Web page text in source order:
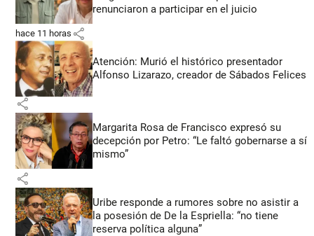
renunciaron a participar en el juicio
hace 11 horas share
Atención: Murió el histórico presentador
Alfonso Lizarazo, creador de Sábados Felices
share
Margarita Rosa de Francisco expresó su
decepción por Petro: “Le faltó gobernarse a sí
mismo”
share
Uribe responde a rumores sobre no asistir a
la posesión de De la Espriella: “no tiene
reserva política alguna”